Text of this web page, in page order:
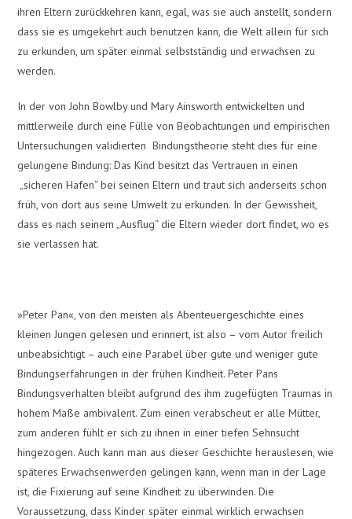
ihren Eltern zurückkehren kann, egal, was sie auch anstellt, sondern
dass sie es umgekehrt auch benutzen kann, die Welt allein für sich
zu erkunden, um später einmal selbstständig und erwachsen zu
werden.
In der von John Bowlby und Mary Ainsworth entwickelten und
mittlerweile durch eine Fülle von Beobachtungen und empirischen
Untersuchungen validierten Bindungstheorie steht dies für eine
gelungene Bindung: Das Kind besitzt das Vertrauen in einen
„sicheren Hafen“ bei seinen Eltern und traut sich anderseits schon
früh, von dort aus seine Umwelt zu erkunden. In der Gewissheit,
dass es nach seinem „Ausflug“ die Eltern wieder dort findet, wo es
sie verlassen hat.
»Peter Pan«, von den meisten als Abenteuergeschichte eines
kleinen Jungen gelesen und erinnert, ist also – vom Autor freilich
unbeabsichtigt – auch eine Parabel über gute und weniger gute
Bindungserfahrungen in der frühen Kindheit. Peter Pans
Bindungsverhalten bleibt aufgrund des ihm zugefügten Traumas in
hohem Maße ambivalent. Zum einen verabscheut er alle Mütter,
zum anderen fühlt er sich zu ihnen in einer tiefen Sehnsucht
hingezogen. Auch kann man aus dieser Geschichte herauslesen, wie
späteres Erwachsenwerden gelingen kann, wenn man in der Lage
ist, die Fixierung auf seine Kindheit zu überwinden. Die
Voraussetzung, dass Kinder später einmal wirklich erwachsen